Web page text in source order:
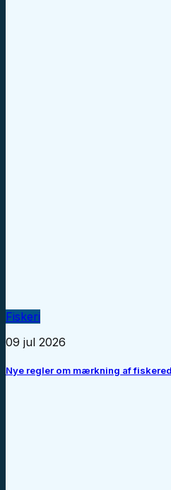
Fiskeri
09 jul 2026
Nye regler om mærkning af